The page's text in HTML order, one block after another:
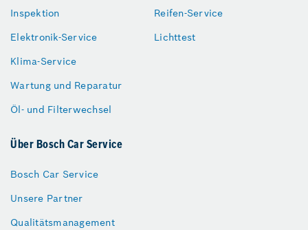
Inspektion
Elektronik-Service
Klima-Service
Wartung und Reparatur
Öl- und Filterwechsel
Reifen-Service
Lichttest
Über Bosch Car Service
Bosch Car Service
Unsere Partner
Qualitätsmanagement